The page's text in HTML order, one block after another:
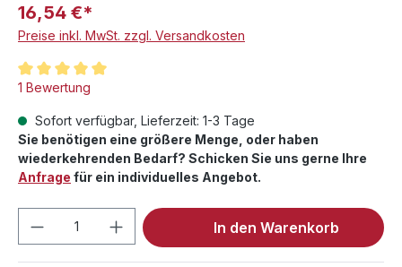
16,54 €*
Preise inkl. MwSt. zzgl. Versandkosten
Durchschnittliche Bewertung von 5 von 5 Sternen
1 Bewertung
Sofort verfügbar, Lieferzeit: 1-3 Tage
Sie benötigen eine größere Menge, oder haben
wiederkehrenden Bedarf? Schicken Sie uns gerne Ihre
Anfrage für ein individuelles Angebot.
Produkt Anzahl: Gib denIn den Warenkorb